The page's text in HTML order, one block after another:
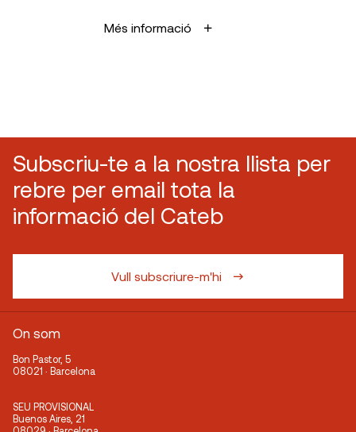
Més informació
Subscriu-te a la nostra llista per
rebre per email tota la
informació del Cateb
Vull subscriure-m'hi
On som
Bon Pastor, 5
08021 · Barcelona
SEU PROVISIONAL
Buenos Aires, 21